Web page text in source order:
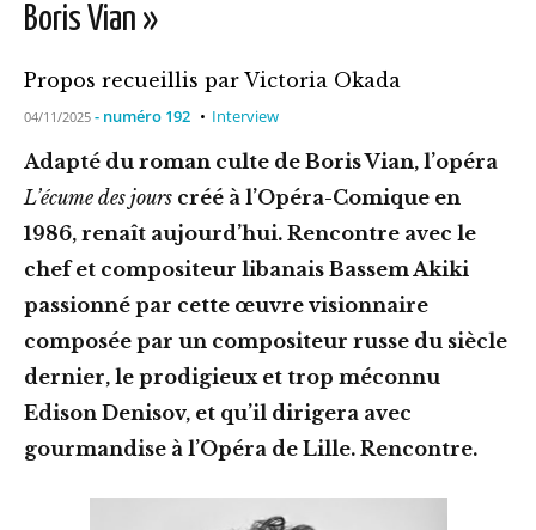
Boris Vian »
Propos recueillis par Victoria Okada
04/11/2025 - numéro 192 Interview
Adapté du roman culte de Boris Vian, l’opéra
L’écume des jours créé à l’Opéra-Comique en
1986, renaît aujourd’hui. Rencontre avec le
chef et compositeur libanais Bassem Akiki
passionné par cette œuvre visionnaire
composée par un compositeur russe du siècle
dernier, le prodigieux et trop méconnu
Edison Denisov, et qu’il dirigera avec
gourmandise à l’Opéra de Lille. Rencontre.